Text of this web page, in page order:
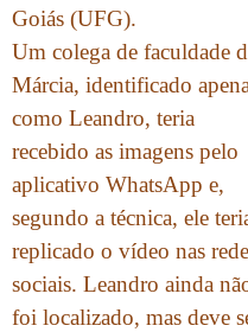
Goiás (UFG).
Um colega de faculdade
Márcia, identificado
como Leandro, teria
recebido as imagens pelo
aplicativo WhatsApp e,
segundo a técnica, ele
replicado o vídeo nas
sociais. Leandro ainda
foi localizado, mas deve